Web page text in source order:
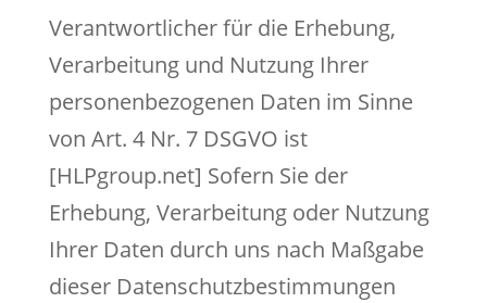
Verantwortlicher für die Erhebung,
Verarbeitung und Nutzung Ihrer
personenbezogenen Daten im Sinne
von Art. 4 Nr. 7 DSGVO ist
[HLPgroup.net] Sofern Sie der
Erhebung, Verarbeitung oder Nutzung
Ihrer Daten durch uns nach Maßgabe
dieser Datenschutzbestimmungen